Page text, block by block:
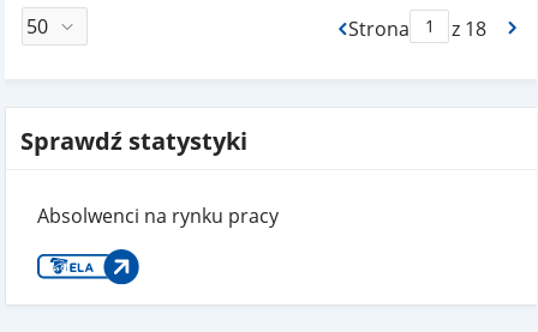
Strona
Max Stronaz 18
Sprawdź statystyki
Absolwenci na rynku pracy